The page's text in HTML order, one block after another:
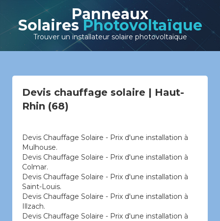
Panneaux
Solaires Photovoltaïque
Trouver un installateur solaire photovoltaïque
Devis chauffage solaire | Haut-
Rhin (68)
Devis Chauffage Solaire - Prix d'une installation à
Mulhouse.
Devis Chauffage Solaire - Prix d'une installation à
Colmar.
Devis Chauffage Solaire - Prix d'une installation à
Saint-Louis.
Devis Chauffage Solaire - Prix d'une installation à
Illzach.
Devis Chauffage Solaire - Prix d'une installation à